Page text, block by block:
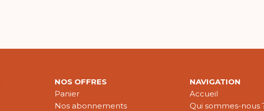
NOS OFFRES
Panier
Nos abonnements
NAVIGATION
Accueil
Qui sommes-nous